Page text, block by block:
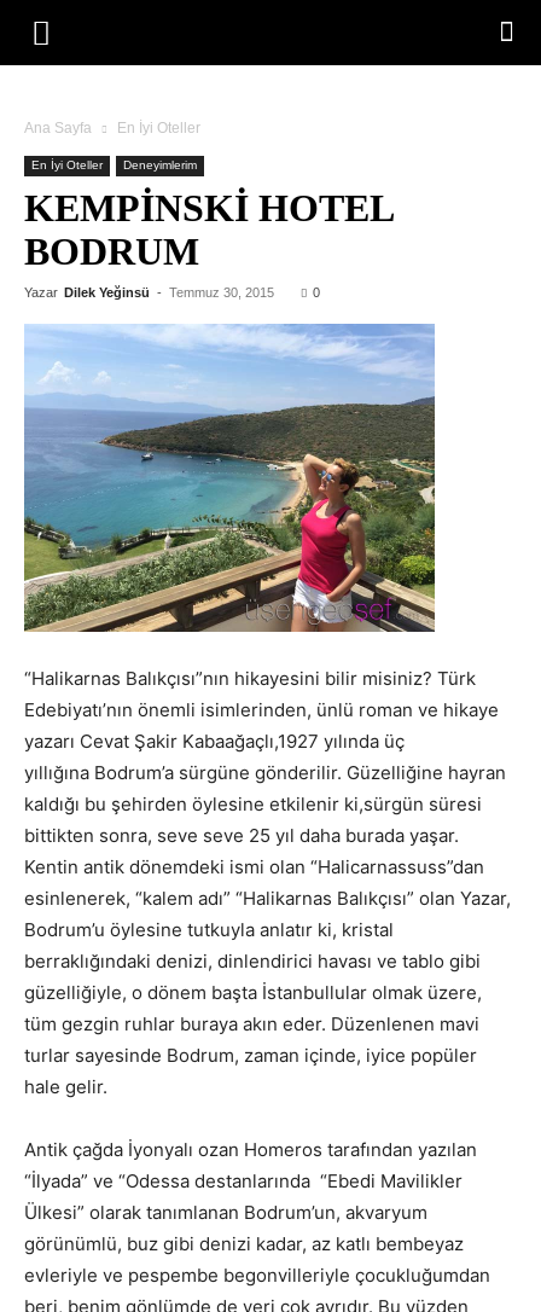
Ana Sayfa En İyi Oteller
En İyi Oteller Deneyimlerim
KEMPINSKI HOTEL
BODRUM
Yazar Dilek Yeğinsü - Temmuz 30, 2015 0
“Halikarnas Balıkçısı”nın hikayesini bilir misiniz? Türk
Edebiyatı’nın önemli isimlerinden, ünlü roman ve hikaye
yazarı Cevat Şakir Kabaağaçlı,1927 yılında üç
yıllığına Bodrum’a sürgüne gönderilir. Güzelliğine hayran
kaldığı bu şehirden öylesine etkilenir ki,sürgün süresi
bittikten sonra, seve seve 25 yıl daha burada yaşar.
Kentin antik dönemdeki ismi olan “Halicarnassuss”dan
esinlenerek, “kalem adı” “Halikarnas Balıkçısı” olan Yazar,
Bodrum’u öylesine tutkuyla anlatır ki, kristal
berraklığındaki denizi, dinlendirici havası ve tablo gibi
güzelliğiyle, o dönem başta İstanbullular olmak üzere,
tüm gezgin ruhlar buraya akın eder. Düzenlenen mavi
turlar sayesinde Bodrum, zaman içinde, iyice popüler
hale gelir.
Antik çağda İyonyalı ozan Homeros tarafından yazılan
“İlyada” ve “Odessa destanlarında “Ebedi Mavilikler
Ülkesi” olarak tanımlanan Bodrum’un, akvaryum
görünümlü, buz gibi denizi kadar, az katlı bembeyaz
evleriyle ve pespembe begonvilleriyle çocukluğumdan
beri, benim gönlümde de yeri çok ayrıdır. Bu yüzden